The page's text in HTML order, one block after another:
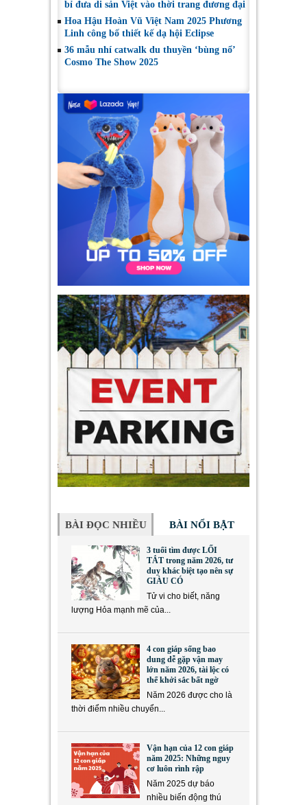
bỉ đưa di sản Việt vào thời trang đương đại
Hoa Hậu Hoàn Vũ Việt Nam 2025 Phương
Linh công bố thiết kế dạ hội Eclipse
36 mẫu nhí catwalk du thuyền ‘bùng nổ’
Cosmo The Show 2025
BÀI ĐỌC NHIỀU BÀI NỔI BẬT
3 tuổi tìm được LỐI
TẮT trong năm 2026, tư
duy khác biệt tạo nên sự
GIÀU CÓ
Tử vi cho biết, năng
lượng Hỏa mạnh mẽ của...
4 con giáp sống bao
dung dễ gặp vận may
lớn năm 2026, tài lộc có
thể khởi sắc bất ngờ
Năm 2026 được cho là
thời điểm nhiều chuyển...
Vận hạn của 12 con giáp
năm 2025: Những nguy
cơ luôn rình rập
Năm 2025 dự báo
nhiều biến động thú